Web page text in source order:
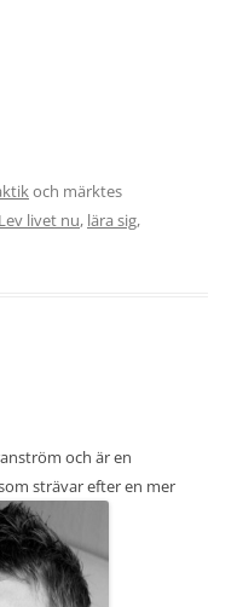
och märktes
Lev livet nu, lära sig,
och är en
strävar efter en mer